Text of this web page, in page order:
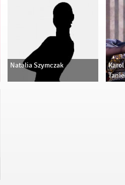
High heels, Ladies Style
Natalia Szymczak